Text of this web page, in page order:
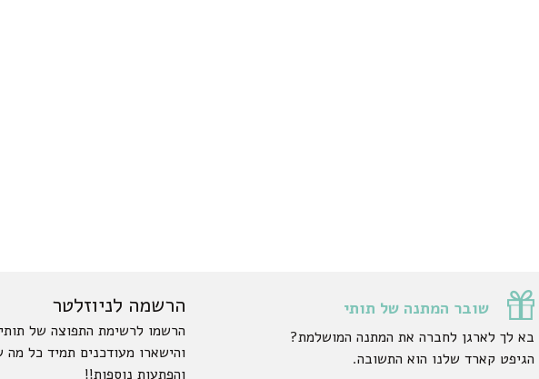
שובר המתנה של תותי
בא לך לארגן לחברה את המתנה המושלמת?
הגיפט קארד שלנו הוא התשובה.
הרשמה לניוזלטר
הרשמו לרשימת התפוצה של
והישארו מעודכנים תמיד כל
והפתעות נוספות!!